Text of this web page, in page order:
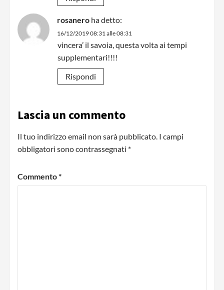
rosanero ha detto:
16/12/2019 08:31 alle 08:31
vincera’ il savoia, questa volta ai tempi
supplementari!!!!
Rispondi
Lascia un commento
Il tuo indirizzo email non sarà pubblicato. I campi
obbligatori sono contrassegnati *
Commento*